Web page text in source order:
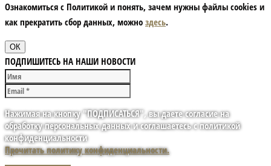
Ознакомиться с Политикой и понять, зачем нужны файлы сookies и
как прекратить сбор данных, можно здесь.
ОК
ПОДПИШИТЕСЬ НА НАШИ НОВОСТИ
Нажимая на кнопку "ПОДПИСАТЬСЯ", вы даете согласие на
обработку персональных данных и соглашаетесь с политикой
конфиденциальности
Прочитать политику конфиденциальности.